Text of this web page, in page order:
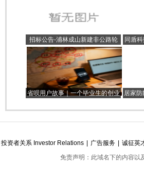
招标公告-浦林成山新建非公路轮
胎项目
同盾
省呗用户故事｜一个毕业生的创业
居家
投资者关系 Investor Relations 广告服务 诚征英
免责声明：此域名下的内容以